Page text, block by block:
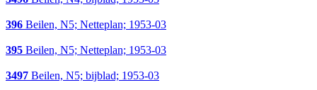
396 Beilen, N5; Netteplan; 1953-03
395 Beilen, N5; Netteplan; 1953-03
3497 Beilen, N5; bijblad; 1953-03